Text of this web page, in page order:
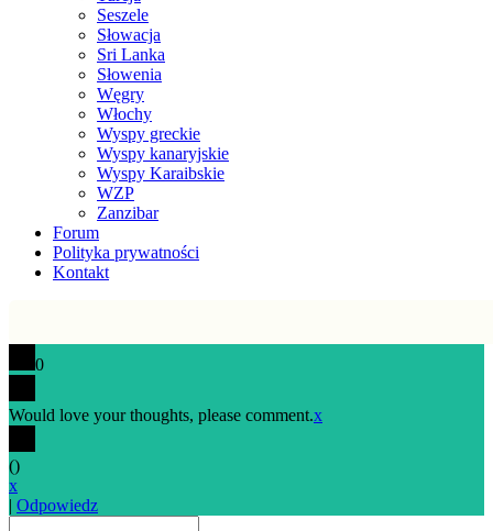
Seszele
Słowacja
Sri Lanka
Słowenia
Węgry
Włochy
Wyspy greckie
Wyspy kanaryjskie
Wyspy Karaibskie
WZP
Zanzibar
Forum
Polityka prywatności
Kontakt
0
Would love your thoughts, please comment.x
()
x
| Odpowiedz